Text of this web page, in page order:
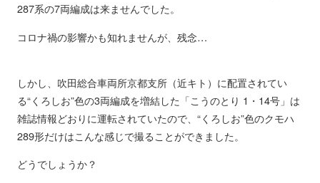
287系の7両編成は来ませんでした。
コロナ禍の影響かも知れませんが、残念…
しかし、吹田総合車両所京都支所（近キト）に配置されてい
る“くろしお”色の3両編成を増結した「こうのとり 1・14号」は
雑誌情報どおりに運転されていたので、“くろしお”色のクモハ
289形だけはこんな感じで撮ることができました。
どうでしょうか？